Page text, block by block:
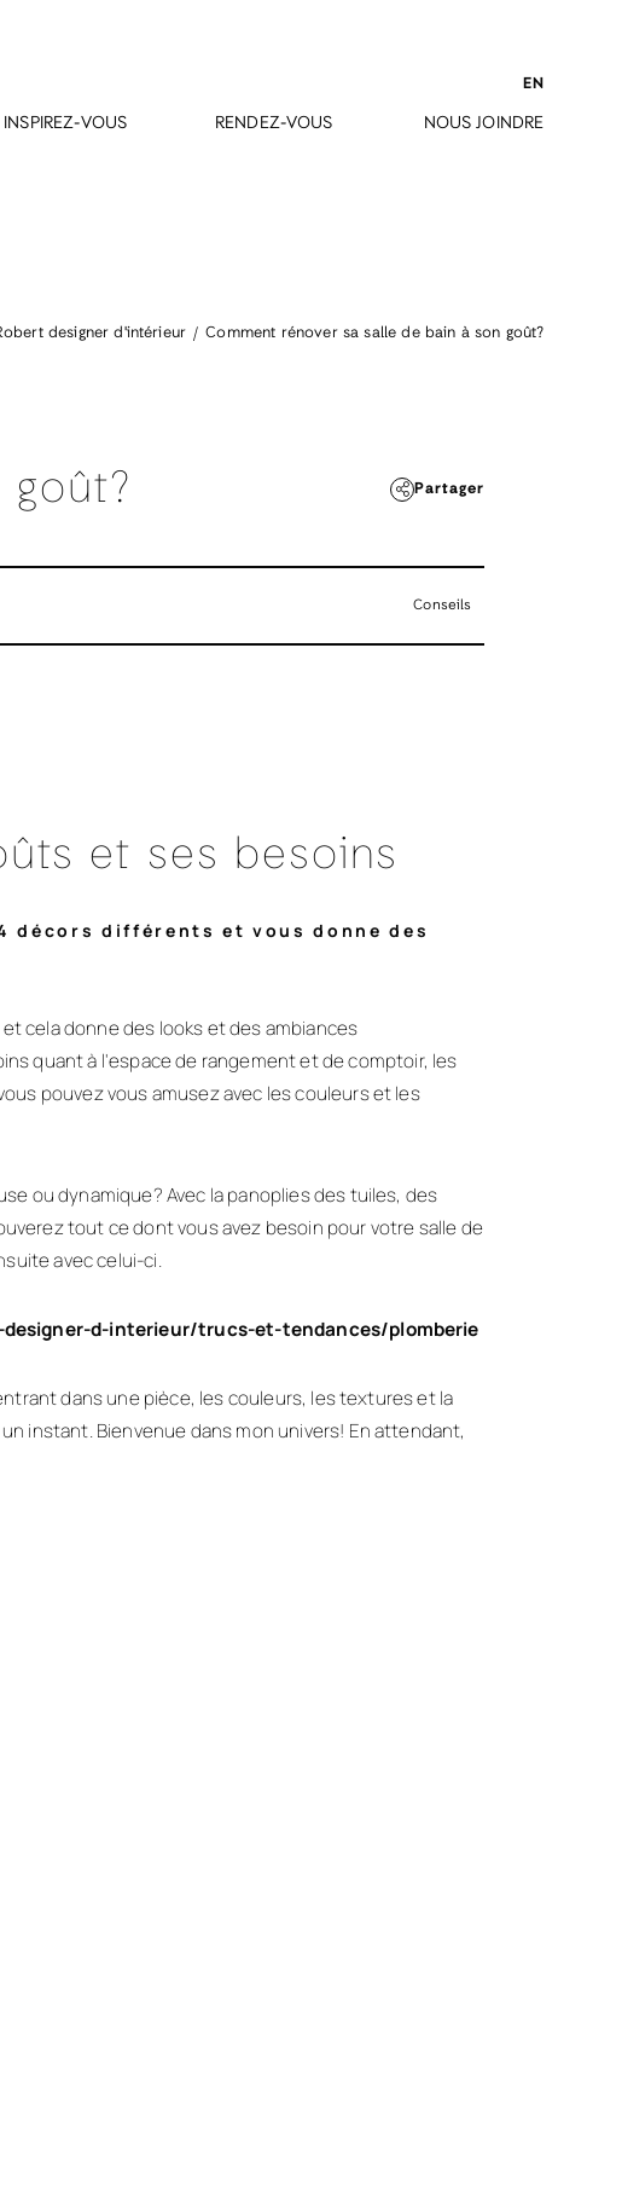
EN
INSPIREZ-VOUS RENDEZ-VOUS NOUS JOINDRE
designer d'intérieur Comment rénover sa salle de bain à son goût?
Partager
Conseils
et ses besoins
décors différents et vous donne des
cela donne des looks et des ambiances
quant à l'espace de rangement et de comptoir, les
pouvez vous amusez avec les couleurs et les
ou dynamique? Avec la panoplies des tuiles, des
tout ce dont vous avez besoin pour votre salle de
avec celui-ci.
d-interieur/trucs-et-tendances/plomberie
dans une pièce, les couleurs, les textures et la
instant. Bienvenue dans mon univers! En attendant,